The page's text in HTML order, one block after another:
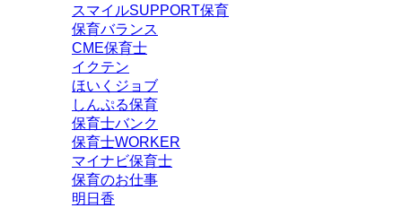
スマイルSUPPORT保育
保育バランス
CME保育士
イクテン
ほいくジョブ
しんぷる保育
保育士バンク
保育士WORKER
マイナビ保育士
保育のお仕事
明日香